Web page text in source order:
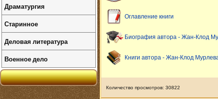
Оглавление книги
Биография автора - Жан-Клод
Книги автора - Жан-Клод
Количество просмотров: 30822
Драматургия
Старинное
Деловая литература
Военное дело